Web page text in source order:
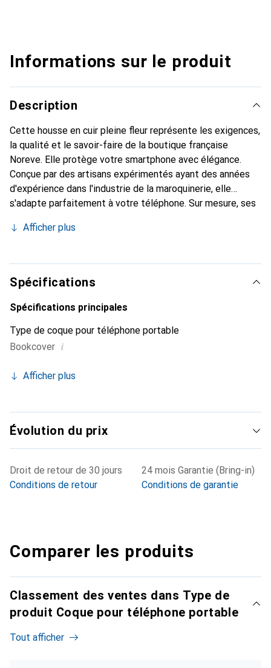
Informations sur le produit
Description
Cette housse en cuir pleine fleur représente les exigences,
la qualité et le savoir-faire de la boutique française
Noreve. Elle protège votre smartphone avec élégance.
Conçue par des artisans expérimentés ayant des années
d'expérience dans l'industrie de la maroquinerie, elle
s'adapte parfaitement à votre téléphone. Sur mesure, ses
peau. Elle devient l'accessoire chic et indispensable pour
internationalement pour ses produits de haute qualité et
constitue un choix fiable pour une clientèle exigeante.
Afficher plus
Spécifications
Spécifications principales
Type de coque pour téléphone portable
Bookcover i
Afficher plus
Évolution du prix
Droit de retour de 30 jours
Conditions de retour
24 mois Garantie (Bring-in)
Conditions de garantie
Comparer les produits
Classement des ventes dans Type de
produit Coque pour téléphone portable
Tout afficher